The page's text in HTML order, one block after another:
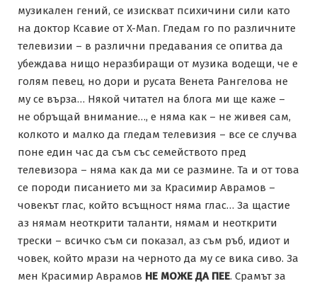
музикален гений, се изискват психичини сили като
на доктор Ксавие от X-Man. Гледам го по различните
телевизии – в различни предавания се опитва да
убеждава нищо неразбиращи от музика водещи, че е
голям певец, но дори и русата Венета Рангелова не
му се върза… Някой читател на блога ми ще каже –
не обръщай внимание…, е няма как – не живея сам,
колкото и малко да гледам телевизия – все се случва
поне един час да съм със семейството пред
телевизора – няма как да ми се размине. Та и от това
се породи писанието ми за Красимир Аврамов –
човекът глас, който всъщност няма глас… За щастие
аз нямам неоткрити таланти, нямам и неоткрити
трески – всичко съм си показал, аз съм ръб, идиот и
човек, който мрази на черното да му се вика сиво. За
мен Красимир Аврамов НЕ МОЖЕ ДА ПЕЕ. Срамът за